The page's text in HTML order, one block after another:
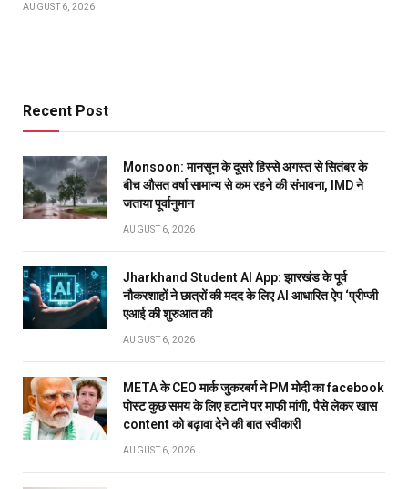
AUGUST 6, 2026
Recent Post
Monsoon: मानसून के दूसरे हिस्से अगस्त से सितंबर के
बीच औसत वर्षा सामान्य से कम रहने की संभावना, IMD ने
जताया पूर्वानुमान
AUGUST 6, 2026
Jharkhand Student AI App: झारखंड के पूर्व
नौकरशाहों ने छात्रों की मदद के लिए AI आधारित ऐप ‘प्रीप्जी
एआई की शुरुआत की
AUGUST 6, 2026
META के CEO मार्क जुकरबर्ग ने PM मोदी का facebook
पोस्ट कुछ समय के लिए हटाने पर माफी मांगी, पैसे लेकर खास
content को बढ़ावा देने की बात स्वीकारी
AUGUST 6, 2026